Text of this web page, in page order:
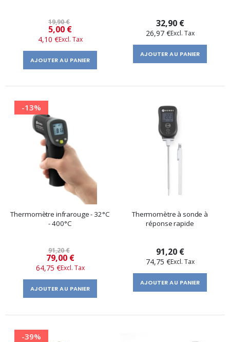
19,90 €
Prix
​​
spécial
5,00 €
4,10 €
AJOUTER AU PANIER
32,90 €
26,97 €
AJOUTER AU PANIER
-13%
Thermomètre infrarouge - 32°C
- 400°C
91,20 €
Prix
​​
spécial
79,00 €
64,75 €
AJOUTER AU PANIER
Thermomètre à sonde à
réponse rapide
91,20 €
74,75 €
AJOUTER AU PANIER
-39%